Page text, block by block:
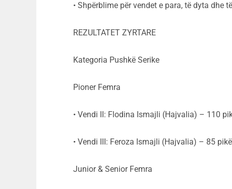
• Shpërblime për vendet e para, të dyta dhe
REZULTATET ZYRTARE
Kategoria Pushkë Serike
Pioner Femra
• Vendi II: Flodina Ismajli (Hajvalia) – 110
• Vendi III: Feroza Ismajli (Hajvalia) – 85 pikë
Junior & Senior Femra